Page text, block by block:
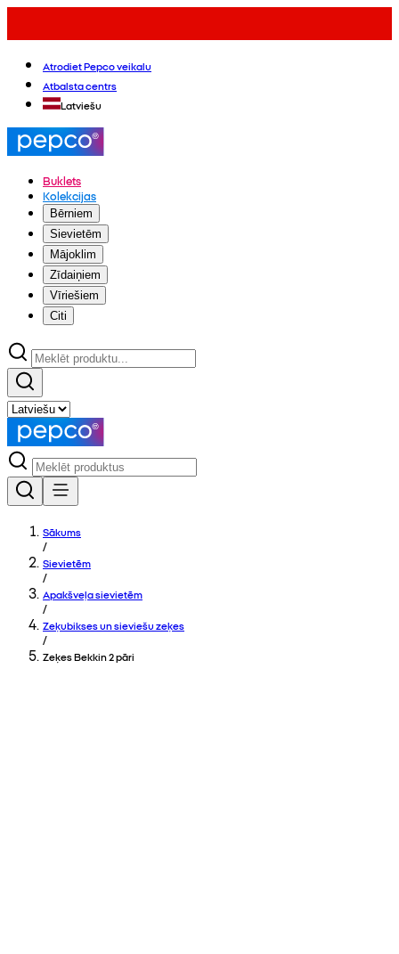
Atrodiet Pepco veikalu
Atbalsta centrs
Latviešu
Buklets
Kolekcijas
Bērniem
Sievietēm
Mājoklim
Zīdaiņiem
Vīriešiem
Citi
Sākums
/
Sievietēm
/
Apakšveļa sievietēm
/
Zeķubikses un sieviešu zeķes
/
Zeķes Bekkin 2 pāri